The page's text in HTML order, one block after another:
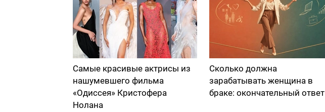
Самые красивые актрисы из
нашумевшего фильма
«Одиссея» Кристофера
Нолана
Сколько должна
зарабатывать женщина в
браке: окончательный ответ